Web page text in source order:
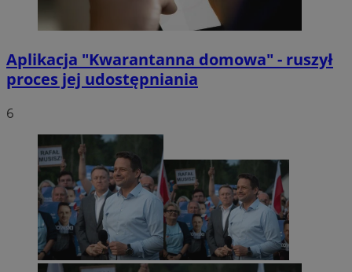
Aplikacja "Kwarantanna domowa" - ruszył
proces jej udostępniania
6